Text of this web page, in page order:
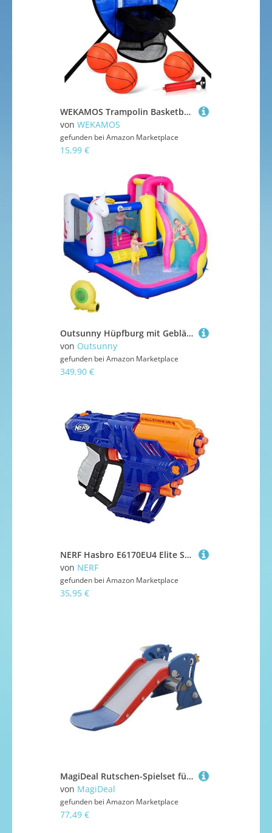
WEKAMOS Trampolin Basketballkorb mit Pumpe und Bällen Kompakter Basketballaufsatz für Kindertrampoline Einfache Montage Langlebiges PVC Platzsparend Vielseitig Kompatibel für Indoor und
von WEKAMOS
gefunden bei Amazon Marketplace
15,99 €
Outsunny Hüpfburg mit Gebläse für Kinder aufblasbare Wasserpark mit Wasserrutsche Planschbecken Trampolin Basketballkorb Hüpfburgen für Indoor Outdoor Springburg Geeignet für 3 Kinder von 3–8 Jahren
von Outsunny
gefunden bei Amazon Marketplace
349,90 €
NERF Hasbro E6170EU4 Elite Shellstrike DS-6 Blaster - feuert 3 Darts aus Hülsen ab - enthält 2 Hülsen und 6 Elite Darts
von NERF
gefunden bei Amazon Marketplace
35,95 €
MagiDeal Rutschen-Spielset für, erste Rutsche, Indoor-Spielplatz-Set, Spielzimmer, Klettern und Rutschen mit Basketballkorb für Wohnzimmer
von MagiDeal
gefunden bei Amazon Marketplace
77,49 €